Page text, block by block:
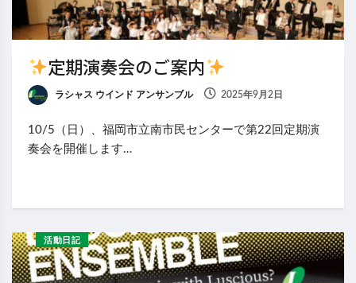
定期演奏会のご案内
ラシャス ウインド アンサンブル 2025年9月2日
10/5（日）、福岡市立南市民センターで第22回定期演
奏会を開催します…
活動日記